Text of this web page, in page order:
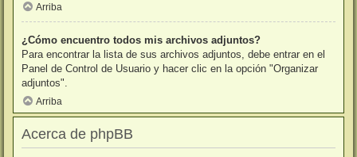
Arriba
¿Cómo encuentro todos mis archivos adjuntos?
Para encontrar la lista de sus archivos adjuntos, debe entrar en el
Panel de Control de Usuario y hacer clic en la opción "Organizar
adjuntos".
Arriba
Acerca de phpBB